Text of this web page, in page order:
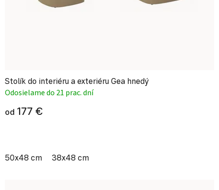
Stolík do interiéru a exteriéru Gea hnedý
Odosielame do 21 prac. dní
od 177 €
50x48 cm 38x48 cm